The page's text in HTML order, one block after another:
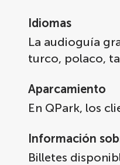
Idiomas
La audioguía
turco, polaco,
Aparcamiento
En QPark, los
Información
Billetes